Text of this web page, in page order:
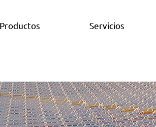
Productos Servicios